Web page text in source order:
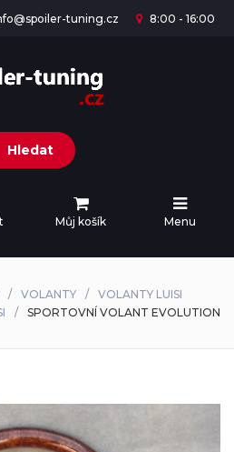
tuning.cz 8:00 - 16:00
Hledat
Můj košík Menu
VOLANTY
VOLANTY LUISI
SPORTOVNÍ VOLANT EVOLUTION